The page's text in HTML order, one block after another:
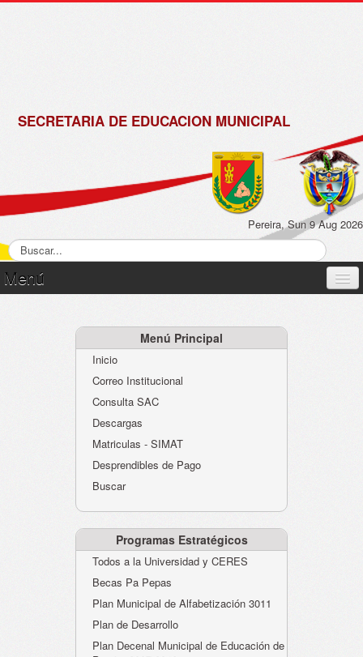
SECRETARIA DE EDUCACION MUNICIPAL
Pereira, Sun 9 Aug 2026
Menú
Atención al Ciudadano
Instituciones Educativas
Despacho Secretaría
Evaluación desempeño
Humano-Cesantías
Menú Principal
Inicio
Correo Institucional
Consulta SAC
Descargas
Matriculas - SIMAT
Desprendibles de Pago
Buscar
Programas Estratégicos
Todos a la Universidad y CERES
Becas Pa Pepas
Plan Municipal de Alfabetización 3011
Plan de Desarrollo
Plan Decenal Municipal de Educación de
de